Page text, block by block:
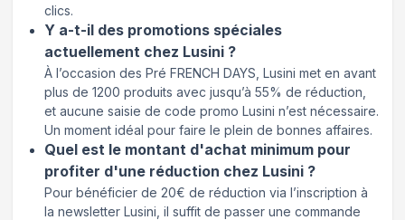
clics.
Y a-t-il des promotions spéciales
actuellement chez Lusini ?
À l’occasion des Pré FRENCH DAYS, Lusini met en avant
plus de 1200 produits avec jusqu’à 55% de réduction,
et aucune saisie de code promo Lusini n’est nécessaire.
Un moment idéal pour faire le plein de bonnes affaires.
Quel est le montant d'achat minimum pour
profiter d'une réduction chez Lusini ?
Pour bénéficier de 20€ de réduction via l’inscription à
la newsletter Lusini, il suffit de passer une commande